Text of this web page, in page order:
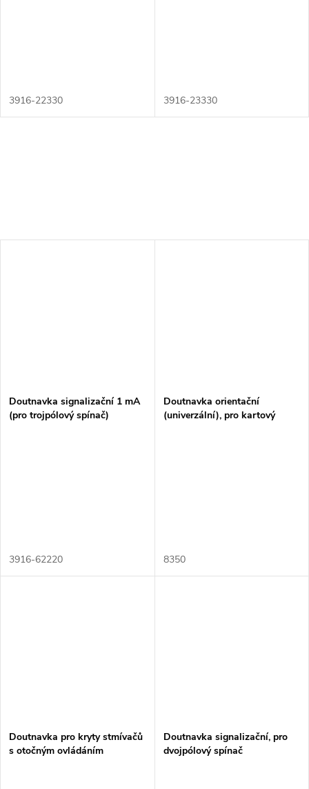
3916-22330 3916-23330
Doutnavka signalizační 1 mA
(pro trojpólový spínač)
3916-62220
Doutnavka orientační
(univerzální), pro kartový
8350
Doutnavka pro kryty stmívačů
s otočným ovládáním
Doutnavka signalizační, pro
dvojpólový spínač